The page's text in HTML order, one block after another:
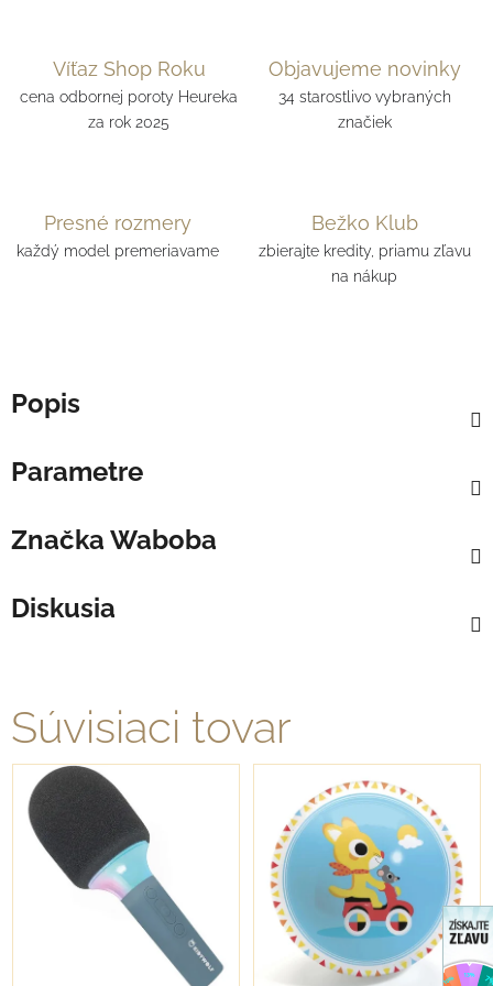
Víťaz Shop Roku
cena odbornej poroty Heureka
za rok 2025
Objavujeme novinky
34 starostlivo vybraných
značiek
Presné rozmery
každý model premeriavame
Bežko Klub
zbierajte kredity, priamu zľavu
na nákup
Popis
Parametre
Značka Waboba
Diskusia
Súvisiaci tovar